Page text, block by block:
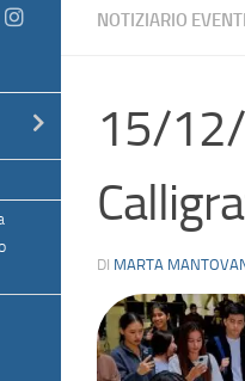
NOTIZIARIO EVENTI
15/12/
DI MARTA